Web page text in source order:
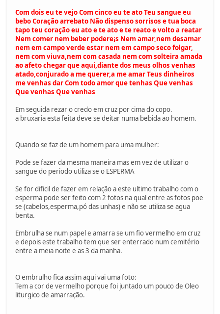
Com dois eu te vejo Com cinco eu te ato Teu sangue eu
bebo Coração arrebato Não dispenso sorrisos e tua boca
tapo teu coração eu ato e te ato e te reato e volto a reatar
Nem comer nem beber podere¡s Nem amar,nem desamar
nem em campo verde estar nem em campo seco folgar,
nem com viuva,nem com casada nem com solteira amada
ao afeto chegar que aqui,diante dos meus olhos venhas
atado,conjurado a me querer,a me amar Teus dinheiros
me venhas dar Com todo amor que tenhas Que venhas
Que venhas Que venhas
Em seguida rezar o credo em cruz por cima do copo.
a bruxaria esta feita deve se deitar numa bebida ao homem.
Quando se faz de um homem para uma mulher:
Pode se fazer da mesma maneira mas em vez de utilizar o
sangue do peri­odo utiliza se o ESPERMA
Se for difi­cil de fazer em relação a este ultimo trabalho com o
esperma pode ser feito com 2 fotos na qual entre as fotos poe
se (cabelos,esperma,pó das unhas) e não se utiliza se agua
benta.
Embrulha se num papel e amarra se um fio vermelho em cruz
e depois este trabalho tem que ser enterrado num cemitério
entre a meia noite e as 3 da manha.
O embrulho fica assim aqui vai uma foto:
Tem a cor de vermelho porque foi juntado um pouco de Oleo
liturgico de amarração.